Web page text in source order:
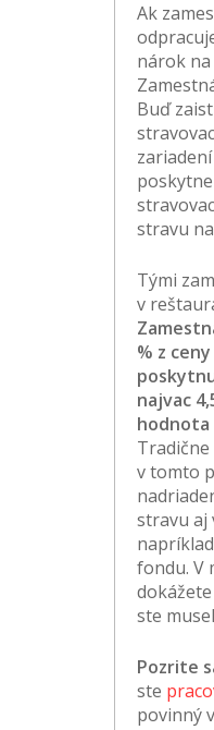
Ak
nárok na
Buď
stravu
Tými
v
% z
najvac
hodnota
v tomto
stravu aj
fondu. V
ste
Pozrite
ste
povinný